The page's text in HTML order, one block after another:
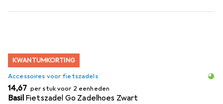
KWANTUMKORTING
Accessoires voor fietszadels
EUR
14,67 per stuk voor 2 eenheden
Basil Fietszadel Go Zadelhoes Zwart